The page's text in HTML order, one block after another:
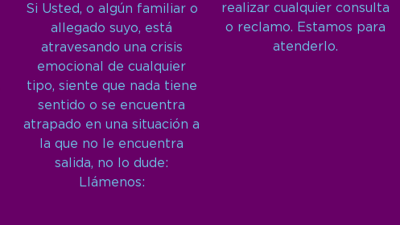
Si Usted, o algún familiar o
allegado suyo, está
atravesando una crisis
emocional de cualquier
tipo, siente que nada tiene
sentido o se encuentra
atrapado en una situación a
la que no le encuentra
salida, no lo dude:
Llámenos:
realizar cualquier consulta
o reclamo. Estamos para
atenderlo.